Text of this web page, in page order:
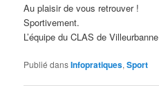
Au plaisir de vous retrouver !
Sportivement.
L’équipe du CLAS de Villeurbanne
Publié dansInfopratiques,Sport